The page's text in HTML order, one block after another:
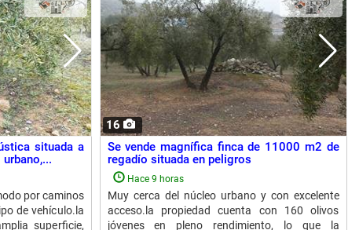
situada a
por caminos
de vehículo.la
superficie,
16
Se vende magnífica finca de 11000 m2 de
regadío situada en peligros
Hace 9 horas
Muy cerca del núcleo urbano y con excelente
acceso.la propiedad cuenta con 160 olivos
jóvenes en pleno rendimiento, lo que la